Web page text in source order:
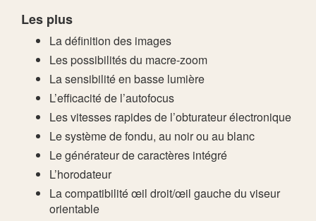
Les plus
La définition des images
Les possibilités du macre-zoom
La sensibilité en basse lumière
L’efficacité de l’autofocus
Les vitesses rapides de l’obturateur électronique
Le système de fondu, au noir ou au blanc
Le générateur de caractères intégré
L’horodateur
La compatibilité œil droit/œil gauche du viseur
orientable